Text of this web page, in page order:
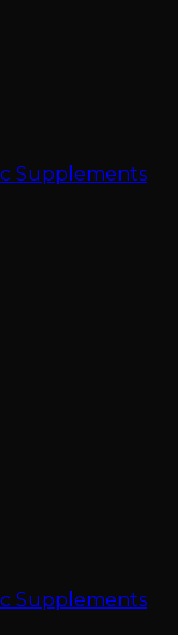
Supplements
Supplements